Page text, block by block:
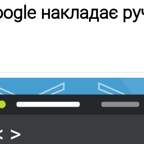
накладає